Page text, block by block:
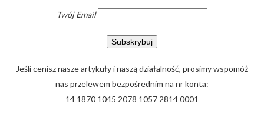
Twój Email
Jeśli cenisz nasze artykuły i naszą działalność, prosimy wspomóż
nas przelewem bezpośrednim na nr konta:
14 1870 1045 2078 1057 2814 0001